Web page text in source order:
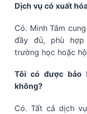
Dịch vụ có xuất
Có. Minh Tâm
đầy đủ, phù hợp
trường học hoặc
Tôi có được bảo
không?
Có. Tất cả dịch